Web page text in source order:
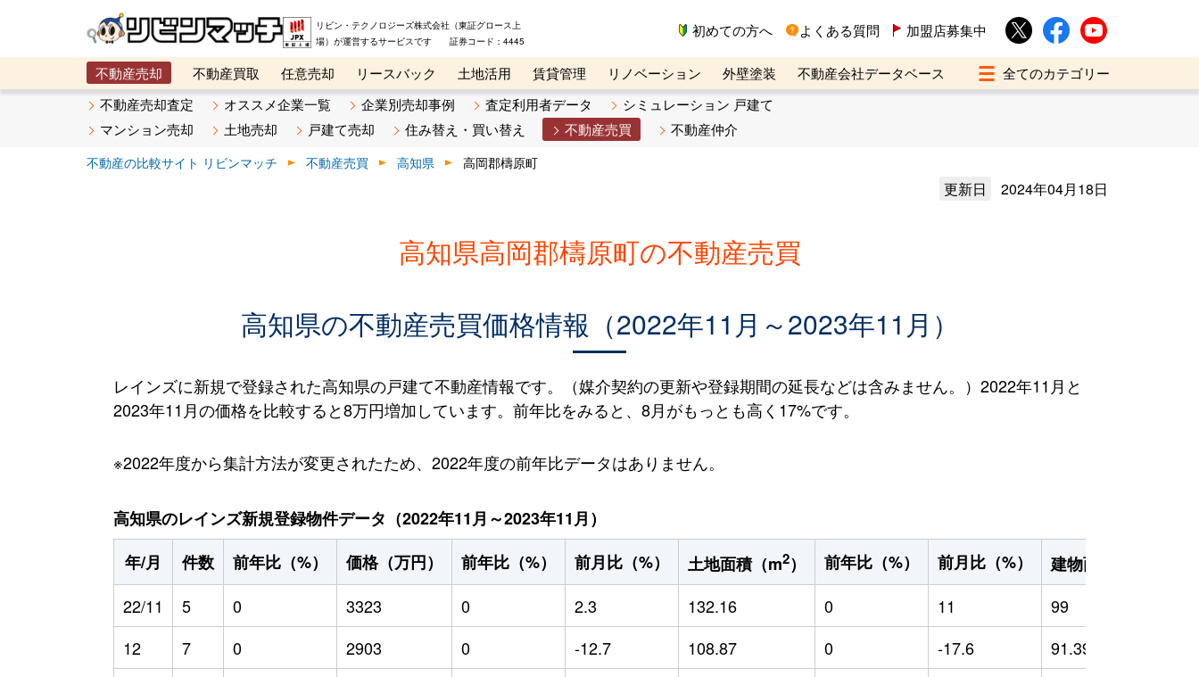
リビン・テクノロジーズ株式会社（東証グロース上
場）が運営するサービスです 証券コード：4445
初めての方へ よくある質問 加盟店募集中
不動産売却 不動産買取 任意売却 リースバック 土地活用 賃貸管理 リノベーション 外壁塗装
不動産会社データベース
メタ住宅展示場
ベスト不動産カンパニー オンライン講座 リビンマガジンBiz 不動産売却ご相談デスク
不動産売却査定 オススメ企業一覧 企業別売却事例 査定利用者データ
シミュレーション 戸建て
マンション売却
土地売却 戸建て売却 住み替え・買い替え 不動産売買 不動産仲介
不動産の比較サイト リビンマッチ 不動産売買 高知県 高岡郡檮原町
更新日 2024年04月18日
高知県高岡郡檮原町の不動産売買
高知県の不動産売買価格情報（2022年11月～2023年11月）
レインズに新規で登録された高知県の戸建て不動産情報です。（媒介契約の更新や登録期間の延長などは含みません。）2022年11月と
2023年11月の価格を比較すると8万円増加しています。前年比をみると、8月がもっとも高く17%です。
※2022年度から集計方法が変更されたため、2022年度の前年比データはありません。
高知県のレインズ新規登録物件データ（2022年11月～2023年11月）
年/月
件数 前年比（%） 価格（万円） 前年比（%） 前月比（%） 土地面積（m2） 前年比（%） 前月比（%） 建物面積（m
22/11
5 0 3323 0 2.3 132.16 0 11 99
12
7 0 2903 0 -12.7 108.87 0 -17.6 91.39